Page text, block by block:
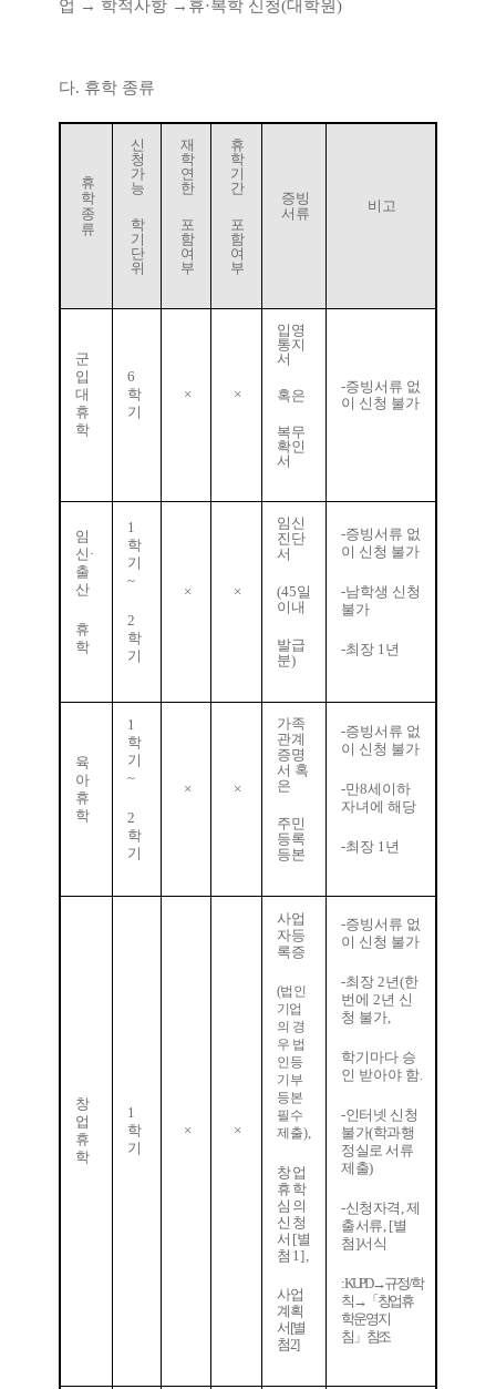
업 → 학적사항 → 휴·복학 신청(대학원)
다. 휴학 종류
휴
학
종
류
신
청
가
능
학
기
단
위
재
학
연
한
포
함
여
부
휴
학
기
간
포
함
여
부
증빙
서류
비고
군
입
대
휴
학
6
학
기
× ×
입영
통지
서
혹은
복무
확인
서
-증빙서류 없
이 신청 불가
임
신 ·
출
산
휴
학
1
학
기
~
2
학
기
× ×
임신
진단
서
(45일
이내
발급
분)
-증빙서류 없
이 신청 불가
-남학생 신청
불가
-최장 1년
육
아
휴
학
1
학
기
~
2
학
기
× ×
가족
관계
증명
서 혹
은
주민
등록
등본
-증빙서류 없
이 신청 불가
-만8세이하
자녀에 해당
-최장 1년
창
업
휴
학
1
학
기
× ×
사업
자등
록증
(법인
기업
의 경
우 법
인등
기부
등본
필수
제출),
창업
휴학
심의
신청
서 [별
첨 1],
사업
계획
서[별
첨2]
-증빙서류 없
이 신청 불가
-최장 2년(한
번에 2년 신
청 불가,
학기마다 승
인 받아야 함.
-인터넷 신청
불가(학과행
정실로 서류
제출)
-신청자격 ,제
출서류, [별
첨]서식
: KUPD→규정/학
칙→「 창업휴
학운영지
침」 참조